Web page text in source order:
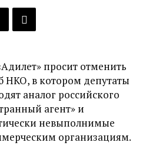
просит отменить
НКО, в котором депутаты
аналог российского
агент» и
невыполнимые
организациям.